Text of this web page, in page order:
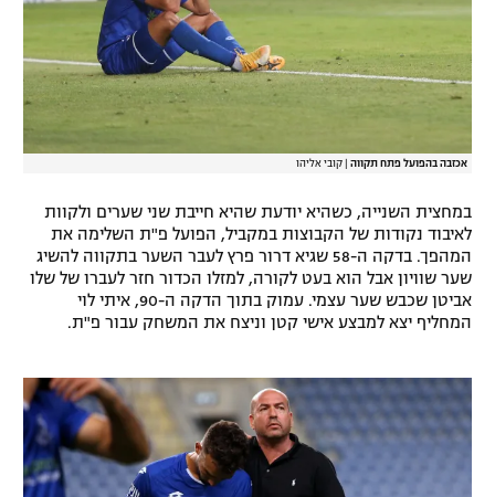
אכזבה בהפועל פתח תקווה קובי אליהו
במחצית השנייה, כשהיא יודעת שהיא חייבת שני שערים ולקוות
לאיבוד נקודות של הקבוצות במקביל, הפועל פ"ת השלימה את
המהפך. בדקה ה-58 שגיא דרור פרץ לעבר השער בתקווה להשיג
שער שוויון אבל הוא בעט לקורה, למזלו הכדור חזר לעברו של שלו
אביטן שכבש שער עצמי. עמוק בתוך הדקה ה-90, איתי לוי
המחליף יצא למבצע אישי קטן וניצח את המשחק עבור פ"ת.